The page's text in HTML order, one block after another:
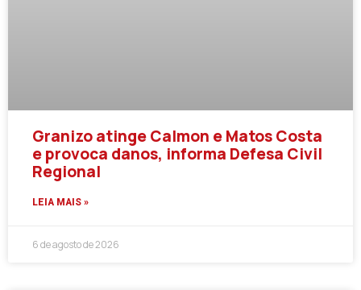
Granizo atinge Calmon e Matos Costa
e provoca danos, informa Defesa Civil
Regional
LEIA MAIS »
6 de agosto de 2026